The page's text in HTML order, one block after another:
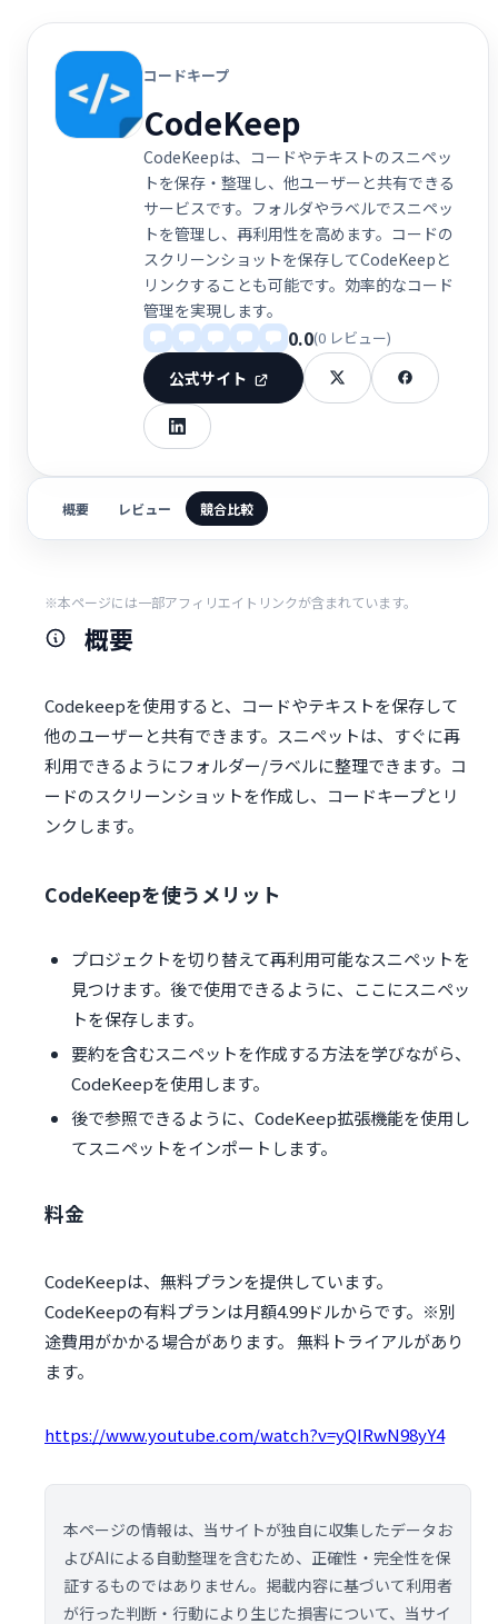
コードキープ
CodeKeep
CodeKeepは、コードやテキストのスニペッ
トを保存・整理し、他ユーザーと共有できる
サービスです。フォルダやラベルでスニペッ
トを管理し、再利用性を高めます。コードの
スクリーンショットを保存してCodeKeepと
リンクすることも可能です。効率的なコード
管理を実現します。
0.0(0 レビュー)
公式サイト
概要 レビュー 競合比較
※本ページには一部アフィリエイトリンクが含まれています。
概要
Codekeepを使用すると、コードやテキストを保存して
他のユーザーと共有できます。スニペットは、すぐに再
利用できるようにフォルダー/ラベルに整理できます。コ
ードのスクリーンショットを作成し、コードキープとリ
ンクします。
CodeKeepを使うメリット
プロジェクトを切り替えて再利用可能なスニペットを
見つけます。後で使用できるように、ここにスニペッ
トを保存します。
要約を含むスニペットを作成する方法を学びながら、
CodeKeepを使用します。
後で参照できるように、CodeKeep拡張機能を使用し
てスニペットをインポートします。
料金
CodeKeepは、無料プランを提供しています。
CodeKeepの有料プランは月額4.99ドルからです。※別
途費用がかかる場合があります。 無料トライアルがあり
ます。
https://www.youtube.com/watch?v=yQIRwN98yY4
本ページの情報は、当サイトが独自に収集したデータお
よびAIによる自動整理を含むため、正確性・完全性を保
証するものではありません。掲載内容に基づいて利用者
が行った判断・行動により生じた損害について、当サイ